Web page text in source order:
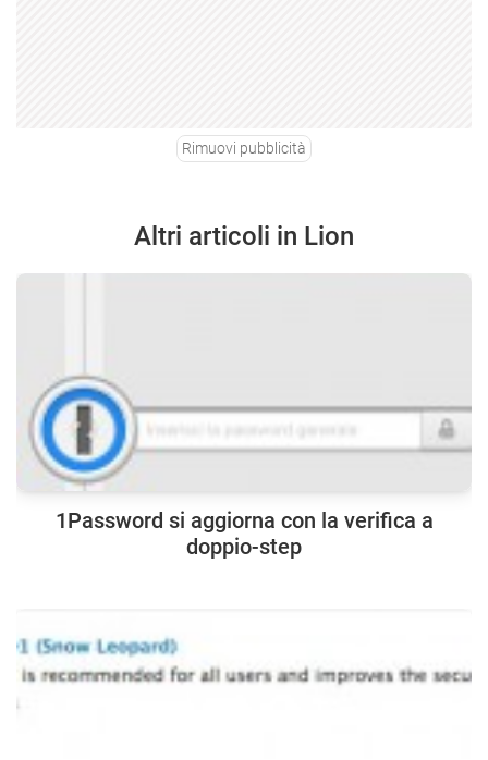
Rimuovi pubblicità
Altri articoli in Lion
1Password si aggiorna con la verifica a
doppio-step